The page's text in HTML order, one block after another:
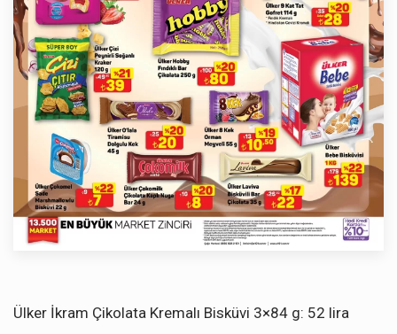
Ülker İkram Çikolata Kremalı Bisküvi 3×84 g: 52 lira